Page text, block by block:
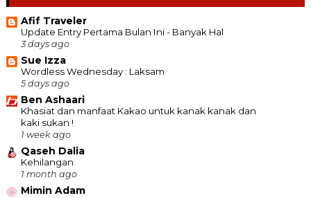
Afif Traveler
Update Entry Pertama Bulan Ini - Banyak Hal
3 days ago
Sue Izza
Wordless Wednesday : Laksam
5 days ago
Ben Ashaari
Khasiat dan manfaat Kakao untuk kanak kanak dan
kaki sukan !
1 week ago
Qaseh Dalia
Kehilangan
1 month ago
Mimin Adam